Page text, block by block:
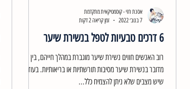
6 דרכים טבעיות לטפל בנשירת שיער
רוב האנשים חווים נשירת שיער מוגברת במהלך חייהם, בין אם
מדובר בנשירת שיער מסיבות תורשתיות או בריאותיות. בעוד
שיש מצבים שלא ניתן להצמיח כלל...
אסנת חזי - קוסמטיקאית מתקדמת
7 בנוב׳ 2022
זמן קריאה 2 דקות